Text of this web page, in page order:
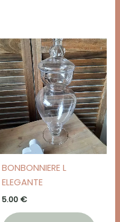
BONBONNIERE L
ELEGANTE
5.00 €